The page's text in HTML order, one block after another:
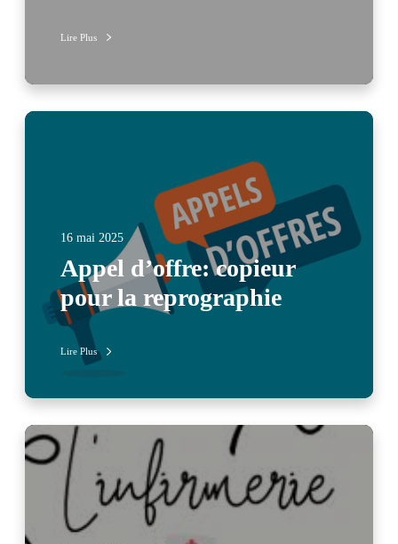
Lire Plus
16 mai 2025
Appel d’offre: copieur
pour la reprographie
Lire Plus